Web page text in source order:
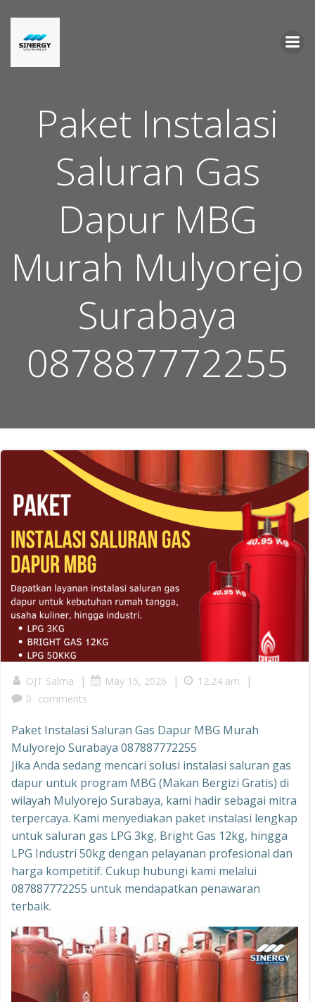
Paket Instalasi
Saluran Gas
Dapur MBG
Murah Mulyorejo
Surabaya
087887772255
OJT Salma | May 15, 2026 | 12:24 am |
0 comments
Paket Instalasi Saluran Gas Dapur MBG Murah
Mulyorejo Surabaya 087887772255
Jika Anda sedang mencari solusi instalasi saluran gas
dapur untuk program MBG (Makan Bergizi Gratis) di
wilayah Mulyorejo Surabaya, kami hadir sebagai mitra
terpercaya. Kami menyediakan paket instalasi lengkap
untuk saluran gas LPG 3kg, Bright Gas 12kg, hingga
LPG Industri 50kg dengan pelayanan profesional dan
harga kompetitif. Cukup hubungi kami melalui
087887772255 untuk mendapatkan penawaran
terbaik.